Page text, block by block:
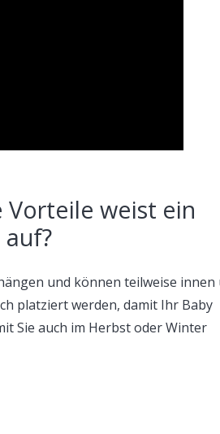
weist ein
und können teilweise innen
platziert werden, damit Ihr Baby
Sie auch im Herbst oder Winter